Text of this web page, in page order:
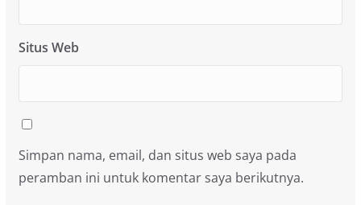
Situs Web
Simpan nama, email, dan situs web saya pada
peramban ini untuk komentar saya berikutnya.